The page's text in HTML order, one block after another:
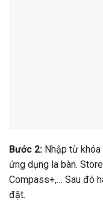
Bước 2: Nhập từ
ứng dụng la bàn.
Compass+,… Sau đó
đặt.